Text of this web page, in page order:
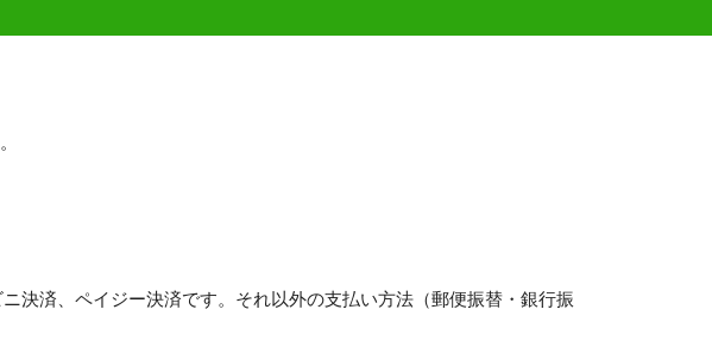
決済、ペイジー決済です。それ以外の支払い方法（郵便振替・銀行振